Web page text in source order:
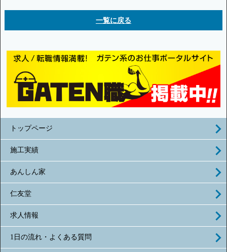
一覧に戻る
トップページ
施工実績
あんしん家
仁友堂
求人情報
1日の流れ・よくある質問